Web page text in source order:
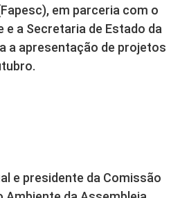
em parceria com o
e a Secretaria de Estado da
a apresentação de projetos
e presidente da Comissão